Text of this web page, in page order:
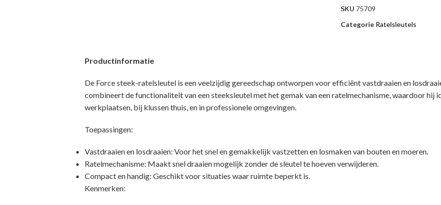
SKU 75709
Categorie Ratelsleutels
Productinformatie
De Force steek-ratelsleutel is een veelzijdig gereedschap ontworpen voor efficiënt vastdraaien en
combineert de functionaliteit van een steeksleutel met het gemak van een ratelmechanisme, waardoor hij
werkplaatsen, bij klussen thuis, en in professionele omgevingen.
Toepassingen:
Vastdraaien en losdraaien: Voor het snel en gemakkelijk vastzetten en losmaken van bouten en moeren.
Ratelmechanisme: Maakt snel draaien mogelijk zonder de sleutel te hoeven verwijderen.
Compact en handig: Geschikt voor situaties waar ruimte beperkt is.
Kenmerken: